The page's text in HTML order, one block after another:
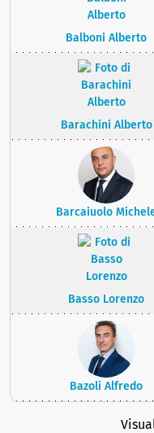
Balboni Alberto
Barachini Alberto
Barcaiuolo
Basso Lorenzo
Bazoli Alfredo